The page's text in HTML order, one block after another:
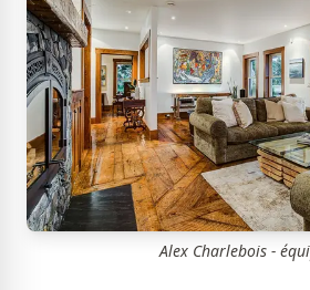
Alex Charlebois -